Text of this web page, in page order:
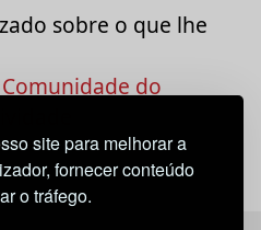
site para melhorar a
fornecer conteúdo
o tráfego.
sobre o que lhe
do